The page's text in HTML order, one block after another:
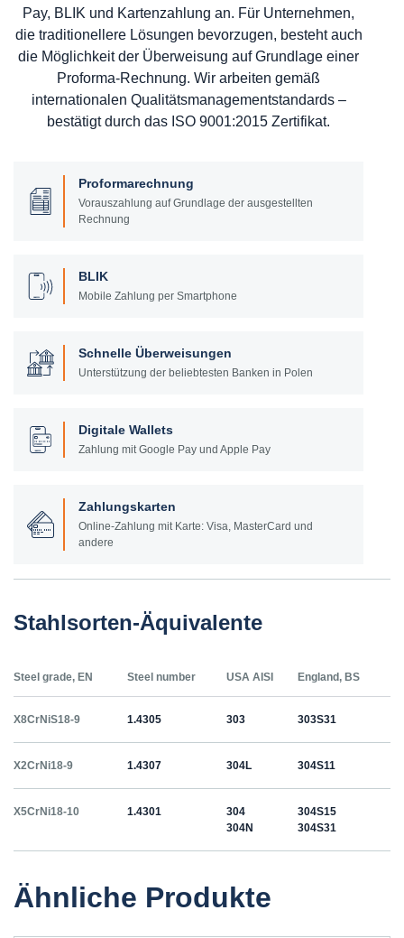
Pay, BLIK und Kartenzahlung an. Für Unternehmen,
die traditionellere Lösungen bevorzugen, besteht auch
die Möglichkeit der Überweisung auf Grundlage einer
Proforma-Rechnung. Wir arbeiten gemäß
internationalen Qualitätsmanagementstandards –
bestätigt durch das ISO 9001:2015 Zertifikat.
Proformarechnung
Vorauszahlung auf Grundlage der ausgestellten
Rechnung
BLIK
Mobile Zahlung per Smartphone
Schnelle Überweisungen
Unterstützung der beliebtesten Banken in Polen
Digitale Wallets
Zahlung mit Google Pay und Apple Pay
Zahlungskarten
Online-Zahlung mit Karte: Visa, MasterCard und
andere
Stahlsorten-Äquivalente
Steel grade, EN Steel number USA AISI England, BS
X8CrNiS18-9 1.4305 303 303S31
X2CrNi18-9 1.4307 304L 304S11
X5CrNi18-10 1.4301
304
304N
304S15
304S31
Ähnliche Produkte